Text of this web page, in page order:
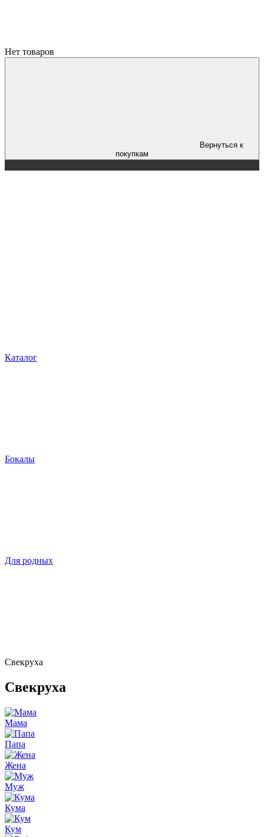
Нет товаров
Вернуться к
покупкам
Каталог
Бокалы
Для родных
Свекруха
Свекруха
Мама
Папа
Жена
Муж
Кума
Кум